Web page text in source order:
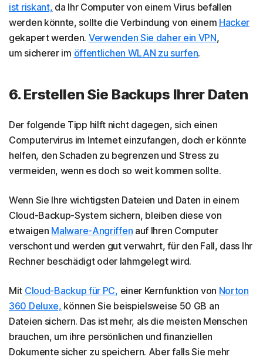
ist riskant, da Ihr Computer von einem Virus befallen
werden könnte, sollte die Verbindung von einem Hacker
gekapert werden. Verwenden Sie daher ein VPN,
um sicherer im öffentlichen WLAN zu surfen.
6. Erstellen Sie Backups Ihrer Daten
Der folgende Tipp hilft nicht dagegen, sich einen
Computervirus im Internet einzufangen, doch er könnte
helfen, den Schaden zu begrenzen und Stress zu
vermeiden, wenn es doch so weit kommen sollte.
Wenn Sie Ihre wichtigsten Dateien und Daten in einem
Cloud-Backup-System sichern, bleiben diese von
etwaigen Malware-Angriffen auf Ihren Computer
verschont und werden gut verwahrt, für den Fall, dass Ihr
Rechner beschädigt oder lahmgelegt wird.
Mit Cloud-Backup für PC, einer Kernfunktion von Norton
360 Deluxe, können Sie beispielsweise 50 GB an
Dateien sichern. Das ist mehr, als die meisten Menschen
brauchen, um ihre persönlichen und finanziellen
Dokumente sicher zu speichern. Aber falls Sie mehr